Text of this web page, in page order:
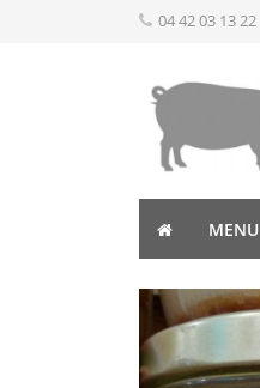
04 42 03 13 22
MENU